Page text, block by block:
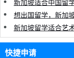
新加坡适合中国留
想出国留学，新加
新加坡留学适合艺
快捷申请